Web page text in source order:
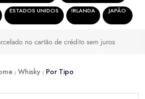
ESTADOS UNIDOS IRLANDA JAPÃO
Whisky Por Tipo